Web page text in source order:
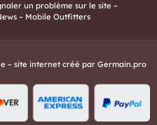
un problème sur le site –
– Mobile Outfitters
– site internet créé par Germain.pro